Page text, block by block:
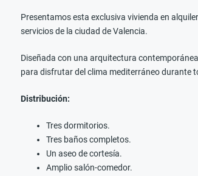
Presentamos esta exclusiva vivienda en
servicios de la ciudad de Valencia.
Diseñada con una arquitectura
para disfrutar del clima mediterráneo durante
Distribución:
Tres dormitorios.
Tres baños completos.
Un aseo de cortesía.
Amplio salón-comedor.